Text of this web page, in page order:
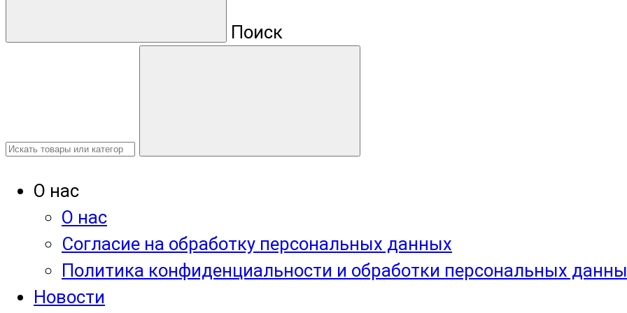
Поиск
О нас
О нас
Согласие на обработку персональных данных
Политика конфиденциальности и обработки персональных
Новости